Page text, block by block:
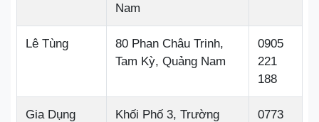
Nam
Lê Tùng
80 Phan Châu Trinh,
Tam Kỳ, Quảng Nam
0905
221
188
Gia Dụng
Khối Phố 3, Trường
0773